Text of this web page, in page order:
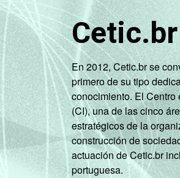
En 2012, Cetic.br se
primero de su tipo
conocimiento. El
(CI), una de las cinco
estratégicos de la
construcción de
actuación de Cetic.br
portuguesa.